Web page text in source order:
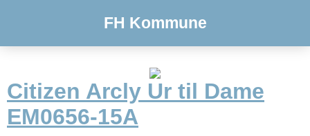
FH Kommune
Citizen Arcly Ur til Dame
EM0656-15A